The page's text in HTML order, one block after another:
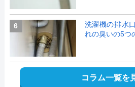
6
洗濯機の排水
れの臭いの5つ
コラム一覧を